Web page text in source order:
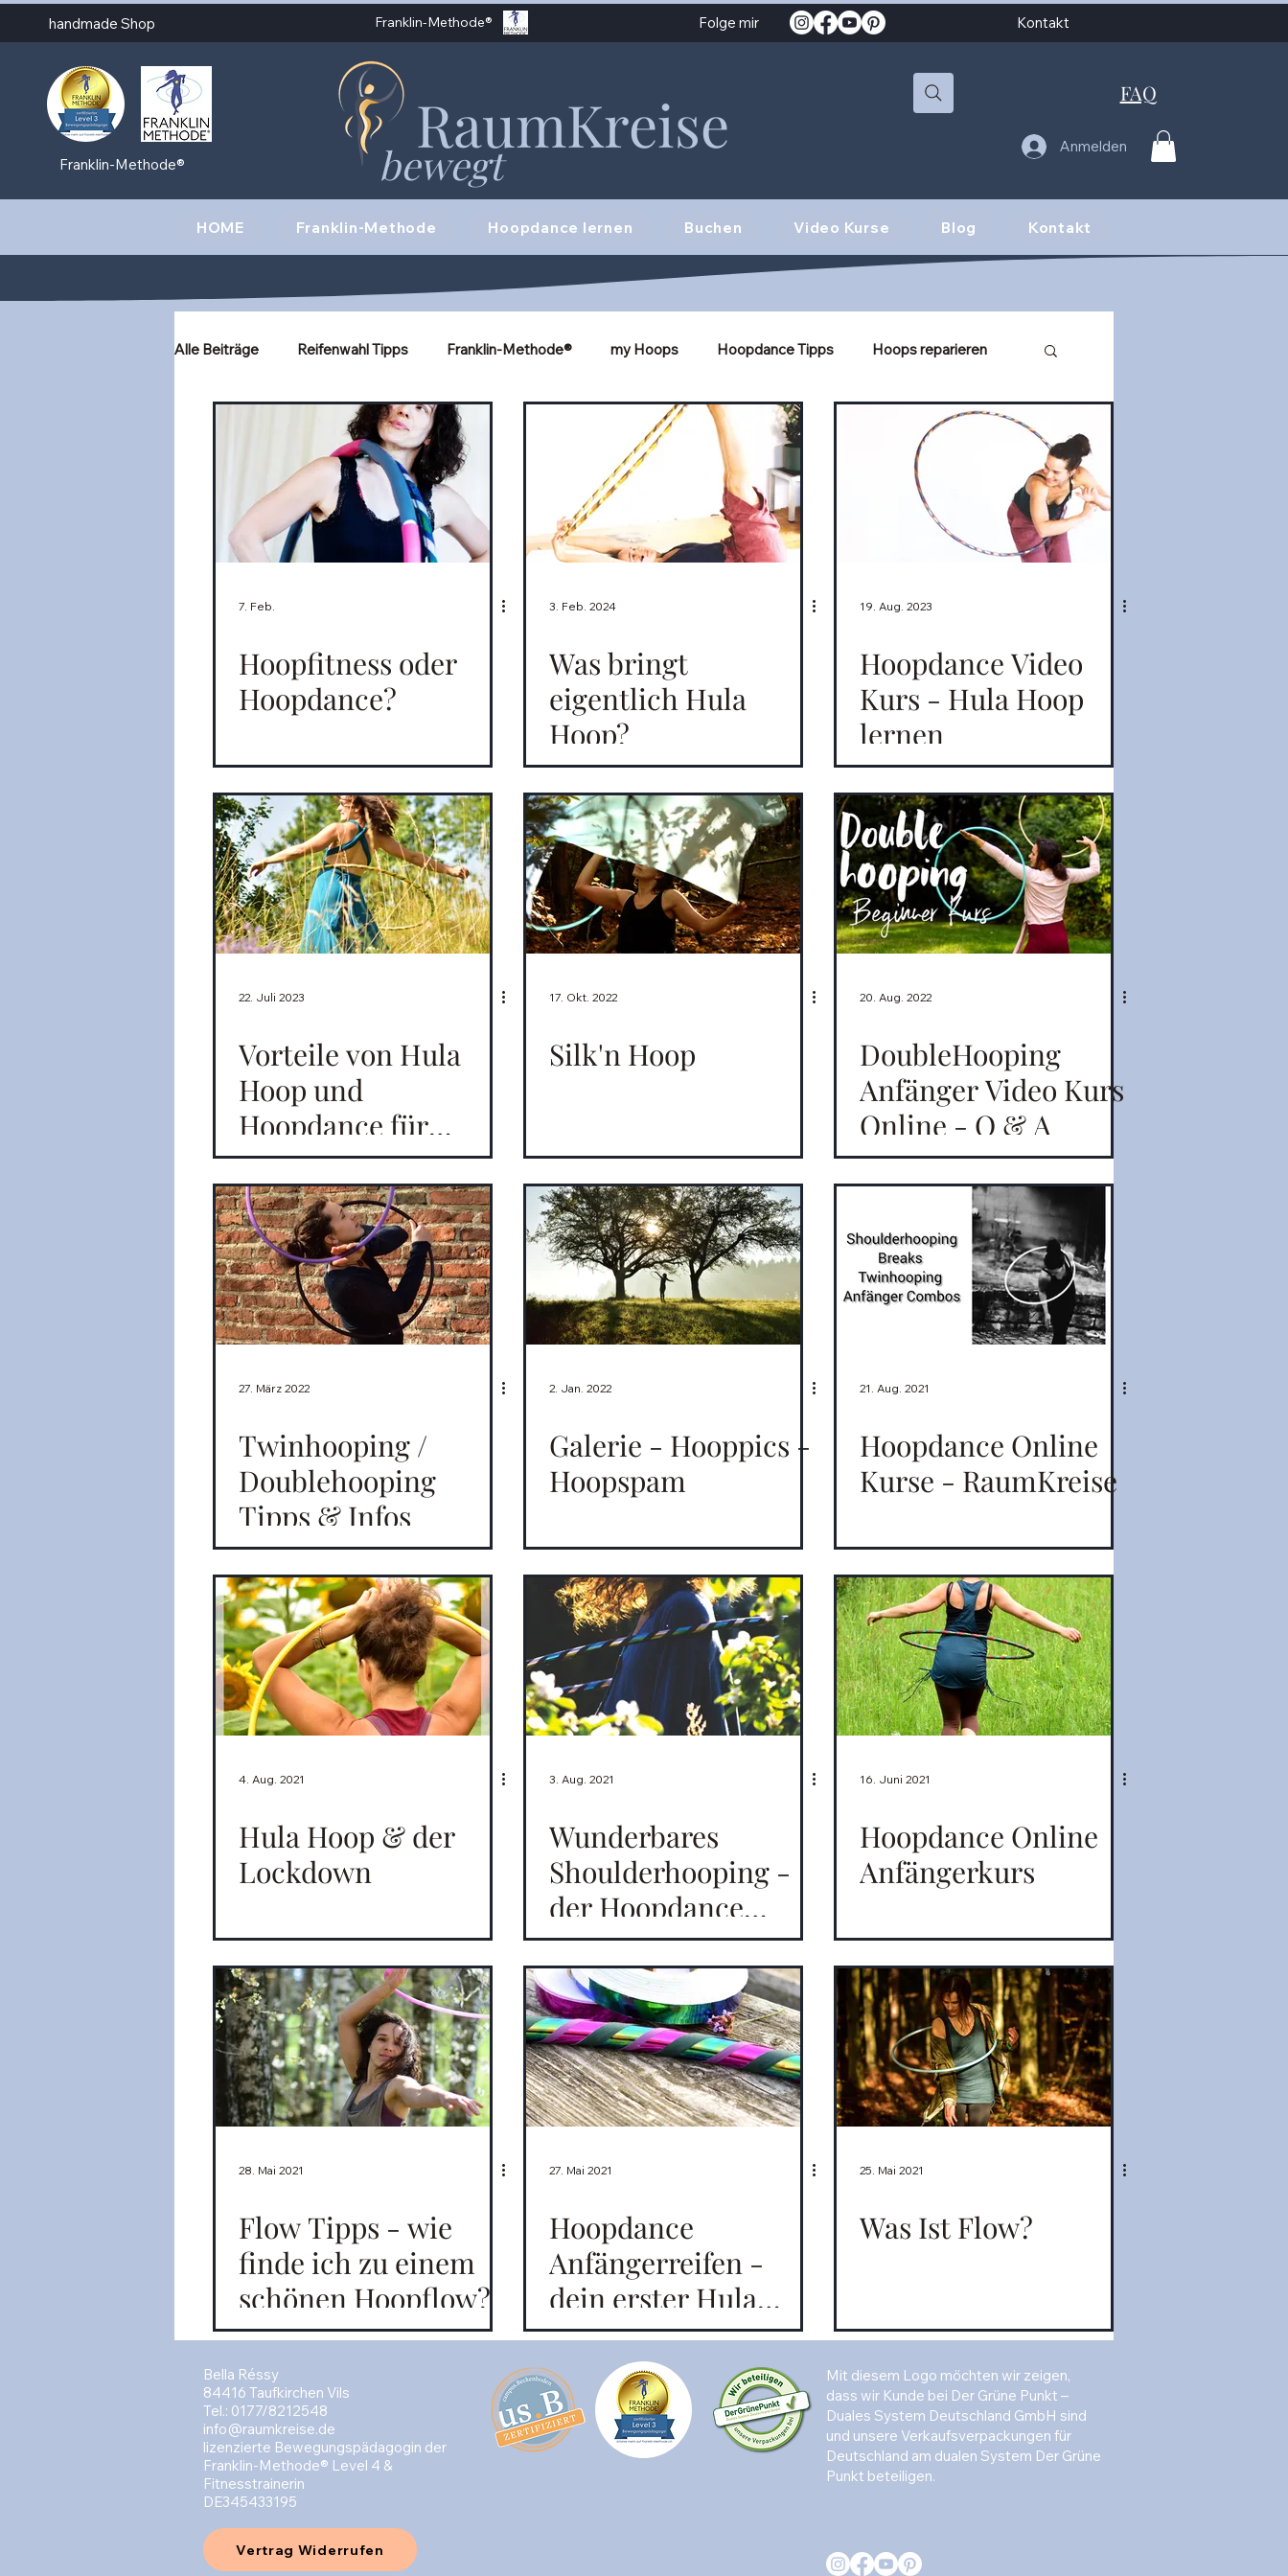
handmade Shop Franklin-Methode® Folge mir Kontakt
Franklin-Methode®
RaumKreise
bewegt
FAQ
Anmelden
HOME Franklin-Methode Hoopdance lernen Buchen Video Kurse Blog Kontakt
Alle Beiträge Reifenwahl Tipps Franklin-Methode® my Hoops Hoopdance Tipps Hoops reparieren
Hoopdance Twinhooping Verspannungen lösen Hula Hoop Tricks
7. Feb.
Hoopfitness oder
Hoopdance?
3. Feb. 2024
Was bringt
eigentlich Hula
Hoop?
19. Aug. 2023
Hoopdance Video
Kurs - Hula Hoop
lernen
22. Juli 2023
Vorteile von Hula
Hoop und
Hoopdance für
Körper und Seele
17. Okt. 2022
Silk'n Hoop
20. Aug. 2022
DoubleHooping
Anfänger Video Kurs
Online - Q & A
27. März 2022
Twinhooping /
Doublehooping
Tipps & Infos
2. Jan. 2022
Galerie - Hooppics -
Hoopspam
21. Aug. 2021
Hoopdance Online
Kurse - RaumKreise
4. Aug. 2021
Hula Hoop & der
Lockdown
3. Aug. 2021
Wunderbares
Shoulderhooping -
der Hoopdance
Herzöffner
16. Juni 2021
Hoopdance Online
Anfängerkurs
28. Mai 2021
Flow Tipps - wie
finde ich zu einem
schönen Hoopflow?
27. Mai 2021
Hoopdance
Anfängerreifen -
dein erster Hula
Hoop
25. Mai 2021
Was Ist Flow?
Bella Réssy
84416 Taufkirchen Vils
Tel.: 0177/8212548
info@raumkreise.de
lizenzierte Bewegungspädagogin der
Franklin-Methode® Level 4 &
Fitnesstrainerin
DE345433195
Mit diesem Logo möchten wir zeigen,
dass wir Kunde bei Der Grüne Punkt –
Duales System Deutschland GmbH sind
und unsere Verkaufsverpackungen für
Deutschland am dualen System Der Grüne
Punkt beteiligen.
Vertrag Widerrufen